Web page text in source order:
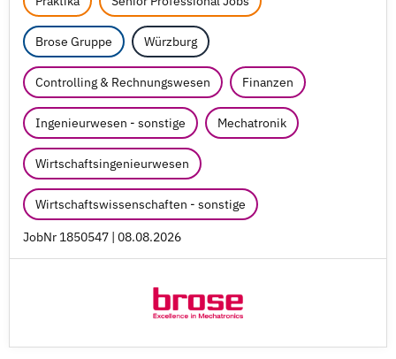
Brose Gruppe Würzburg
Controlling & Rechnungswesen Finanzen
Ingenieurwesen - sonstige Mechatronik
Wirtschaftsingenieurwesen
Wirtschaftswissenschaften - sonstige
JobNr 1850547 | 08.08.2026